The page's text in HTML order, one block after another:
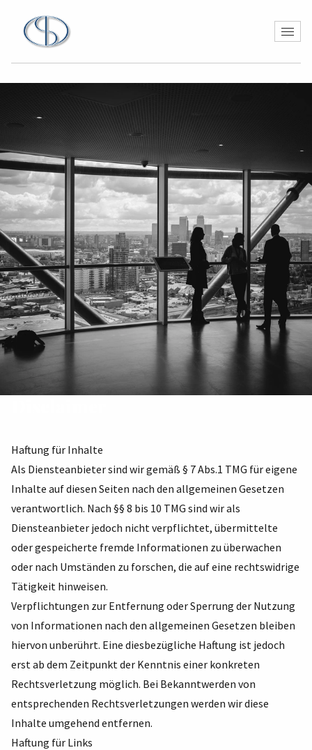
Haftung für Inhalte
Als Diensteanbieter sind wir gemäß § 7 Abs.1 TMG für eigene
Inhalte auf diesen Seiten nach den allgemeinen Gesetzen
verantwortlich. Nach §§ 8 bis 10 TMG sind wir als
Diensteanbie­ter jedoch nicht verpflichtet, übermittelte
oder gespeicherte fremde Informationen zu überwa­chen
oder nach Umständen zu forschen, die auf eine rechtswidrige
Tätigkeit hinweisen.
Verpflichtungen zur Entfernung oder Sperrung der Nutzung
von Informationen nach den all­gemeinen Gesetzen bleiben
hiervon unberührt. Eine diesbezügliche Haftung ist jedoch
erst ab dem Zeitpunkt der Kenntnis einer konkreten
Rechtsverletzung möglich. Bei Bekanntwer­den von
entsprechenden Rechtsverletzungen werden wir diese
Inhalte umgehend entfernen.
Haftung für Links